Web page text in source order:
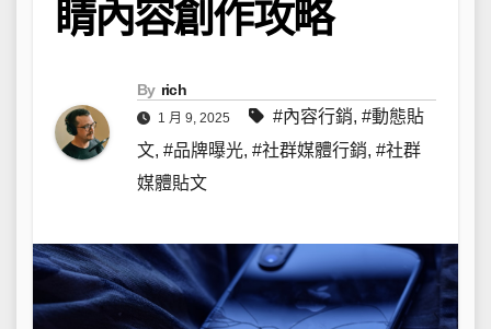
睛內容創作攻略
By rich
1 月 9, 2025 #內容行銷, #動態貼
文, #品牌曝光, #社群媒體行銷, #社群
媒體貼文